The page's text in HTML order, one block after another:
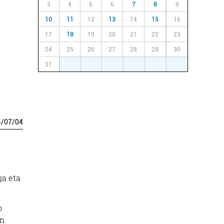
/07/04
eta
3 4 5 6 7 8 9
10 11 12 13 14 15 16
17 18 19 20 21 22 23
24 25 26 27 28 29 30
31